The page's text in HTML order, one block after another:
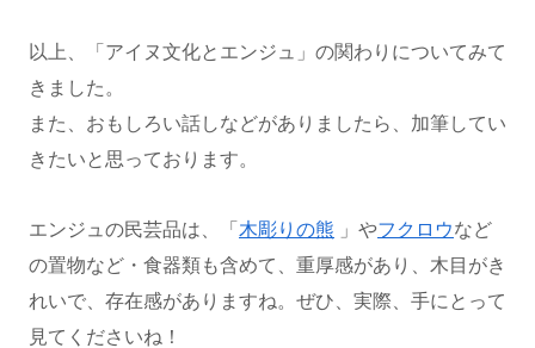
以上、「アイヌ文化とエンジュ」の関わりについてみて
きました。
また、おもしろい話しなどがありましたら、加筆してい
きたいと思っております。
エンジュの民芸品は、「 木彫りの熊 」やフクロウなど
の置物など・食器類も含めて、重厚感があり、木目がき
れいで、存在感がありますね。ぜひ、実際、手にとって
見てくださいね！